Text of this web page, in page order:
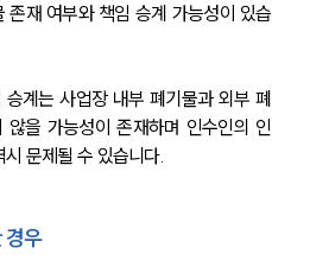
존재 여부와 책임 승계 가능성이 있습
계는 사업장 내부 폐기물과 외부 폐
않을 가능성이 존재하며 인수인의 인
문제될 수 있습니다.
경우